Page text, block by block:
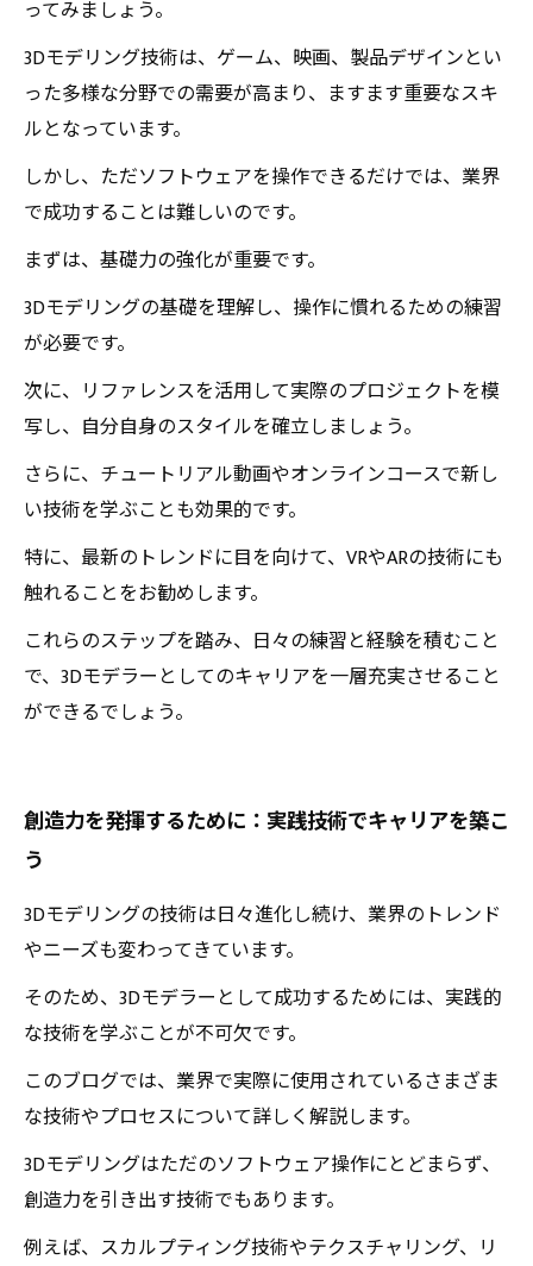
ってみましょう。
3Dモデリング技術は、ゲーム、映画、製品デザインとい
った多様な分野での需要が高まり、ますます重要なスキ
ルとなっています。
しかし、ただソフトウェアを操作できるだけでは、業界
で成功することは難しいのです。
まずは、基礎力の強化が重要です。
3Dモデリングの基礎を理解し、操作に慣れるための練習
が必要です。
次に、リファレンスを活用して実際のプロジェクトを模
写し、自分自身のスタイルを確立しましょう。
さらに、チュートリアル動画やオンラインコースで新し
い技術を学ぶことも効果的です。
特に、最新のトレンドに目を向けて、VRやARの技術にも
触れることをお勧めします。
これらのステップを踏み、日々の練習と経験を積むこと
で、3Dモデラーとしてのキャリアを一層充実させること
ができるでしょう。
創造力を発揮するために：実践技術でキャリアを築こ
う
3Dモデリングの技術は日々進化し続け、業界のトレンド
やニーズも変わってきています。
そのため、3Dモデラーとして成功するためには、実践的
な技術を学ぶことが不可欠です。
このブログでは、業界で実際に使用されているさまざま
な技術やプロセスについて詳しく解説します。
3Dモデリングはただのソフトウェア操作にとどまらず、
創造力を引き出す技術でもあります。
例えば、スカルプティング技術やテクスチャリング、リ